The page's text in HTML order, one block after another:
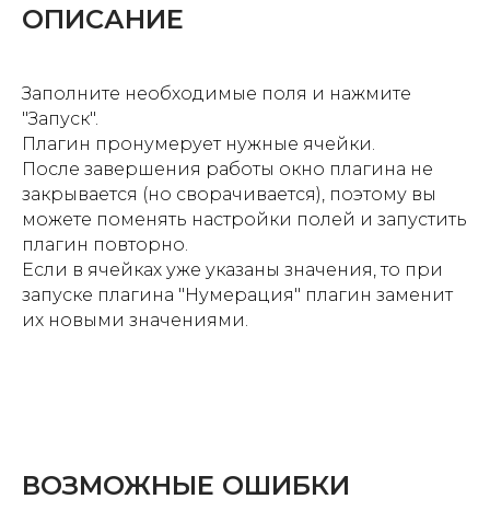
ОПИСАНИЕ
Заполните необходимые поля и нажмите
"Запуск".
Плагин пронумерует нужные ячейки.
После завершения работы окно плагина не
закрывается (но сворачивается), поэтому вы
можете поменять настройки полей и запустить
плагин повторно.
Если в ячейках уже указаны значения, то при
запуске плагина "Нумерация" плагин заменит
их новыми значениями.
ВОЗМОЖНЫЕ ОШИБКИ